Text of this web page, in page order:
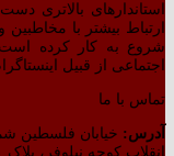
ارتباط بیشتر با
شروع به کار کرده
اجتماعی از قبیل
تماس با ما
آدرس: خیابان فلسطین
انقلاب کوچه نیلوفر، پلاک ۱